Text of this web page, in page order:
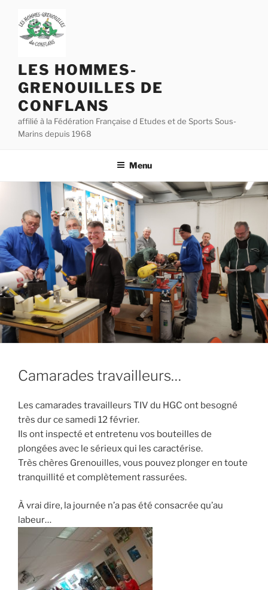
contenu
principal
LES HOMMES-
GRENOUILLES DE
CONFLANS
affilié à la Fédération Française d Etudes et de Sports Sous-
Marins depuis 1968
Menu
Camarades travailleurs…
Les camarades travailleurs TIV du HGC ont besogné
très dur ce samedi 12 février.
Ils ont inspecté et entretenu vos bouteilles de
plongées avec le sérieux qui les caractérise.
Très chères Grenouilles, vous pouvez plonger en toute
tranquillité etcomplètement rassurées.
À vrai dire, la journée n’a pas été consacrée qu’au
labeur…